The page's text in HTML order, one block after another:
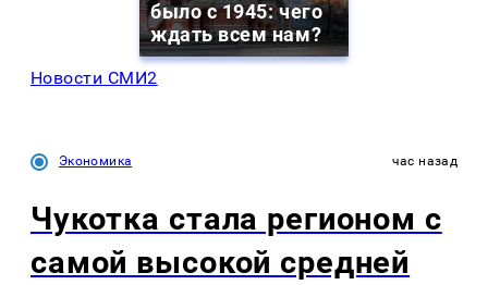
было с 1945: чего
ждать всем нам?
Новости СМИ2
Экономика час назад
Чукотка стала регионом с
самой высокой средней